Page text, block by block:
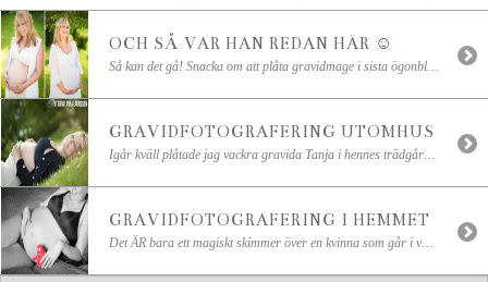
OCH SÅ VAR HAN REDAN HÄR ☺
Så kan det gå! Snacka om att plåta gravidmage i sista ögonblick! Tanja som jag fotograferade i torsdags blev i natt mamma till en söt liten prins eftersom han bestämde sig för att komma ut 2 veckor tidigare ☺ Stort grattis till dig och Stefan! Och till storasyster Lea! Äntligen kom hennes lillebror!
GRAVIDFOTOGRAFERING UTOMHUS
Igår kväll plåtade jag vackra gravida Tanja i hennes trädgård bland gröna, blommande äppelträd och kvällssol ♥ Här kommer lite smakprov!
GRAVIDFOTOGRAFERING I HEMMET
Det ÄR bara ett magiskt skimmer över en kvinna som går i väntans tider! J och hennes underbara familj fotograferade jag i mars. Hela fotosessionen blev mycket varm och mysig och jag känner varje gång att jag älskar jag att göra gravidfotograferingar. Gravida kvinnors vackra runda, mjuka former och den där speciella blicken och leendet som bara […]